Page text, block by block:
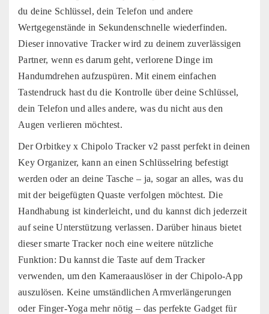
du deine Schlüssel, dein Telefon und andere
Wertgegenstände in Sekundenschnelle wiederfinden.
Dieser innovative Tracker wird zu deinem zuverlässigen
Partner, wenn es darum geht, verlorene Dinge im
Handumdrehen aufzuspüren. Mit einem einfachen
Tastendruck hast du die Kontrolle über deine Schlüssel,
dein Telefon und alles andere, was du nicht aus den
Augen verlieren möchtest.
Der Orbitkey x Chipolo Tracker v2 passt perfekt in deinen
Key Organizer, kann an einen Schlüsselring befestigt
werden oder an deine Tasche – ja, sogar an alles, was du
mit der beigefügten Quaste verfolgen möchtest. Die
Handhabung ist kinderleicht, und du kannst dich jederzeit
auf seine Unterstützung verlassen. Darüber hinaus bietet
dieser smarte Tracker noch eine weitere nützliche
Funktion: Du kannst die Taste auf dem Tracker
verwenden, um den Kameraauslöser in der Chipolo-App
auszulösen. Keine umständlichen Armverlängerungen
oder Finger-Yoga mehr nötig – das perfekte Gadget für